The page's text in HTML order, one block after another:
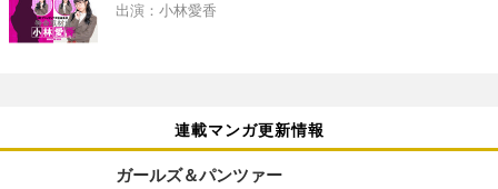
出演：小林愛香
連載マンガ更新情報
ガールズ＆パンツァー